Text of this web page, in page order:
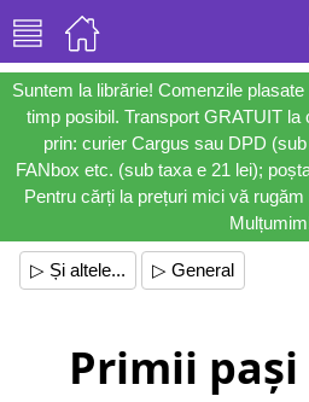
Suntem la librărie! Comenzile
timp posibil. Transport GRATUIT la
prin: curier Cargus sau DPD
FANbox etc. (sub taxa e 21 lei);
Pentru cărți la prețuri mici vă
▷ Și altele... ▷ General
Primii